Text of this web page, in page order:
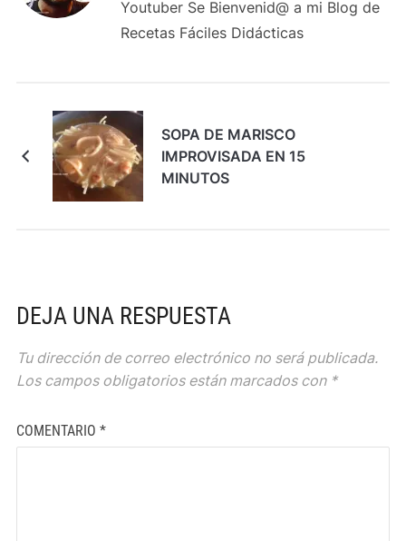
Youtuber Se Bienvenid@ a mi Blog de
Recetas Fáciles Didácticas
SOPA DE MARISCO
IMPROVISADA EN 15
MINUTOS
DEJA UNA RESPUESTA
Tu dirección de correo electrónico no será publicada.
Los campos obligatorios están marcados con *
COMENTARIO *